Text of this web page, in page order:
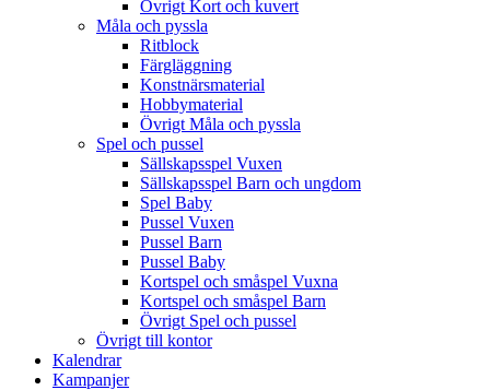
Övrigt Kort och kuvert
Måla och pyssla
Ritblock
Färgläggning
Konstnärsmaterial
Hobbymaterial
Övrigt Måla och pyssla
Spel och pussel
Sällskapsspel Vuxen
Sällskapsspel Barn och ungdom
Spel Baby
Pussel Vuxen
Pussel Barn
Pussel Baby
Kortspel och småspel Vuxna
Kortspel och småspel Barn
Övrigt Spel och pussel
Övrigt till kontor
Kalendrar
Kampanjer